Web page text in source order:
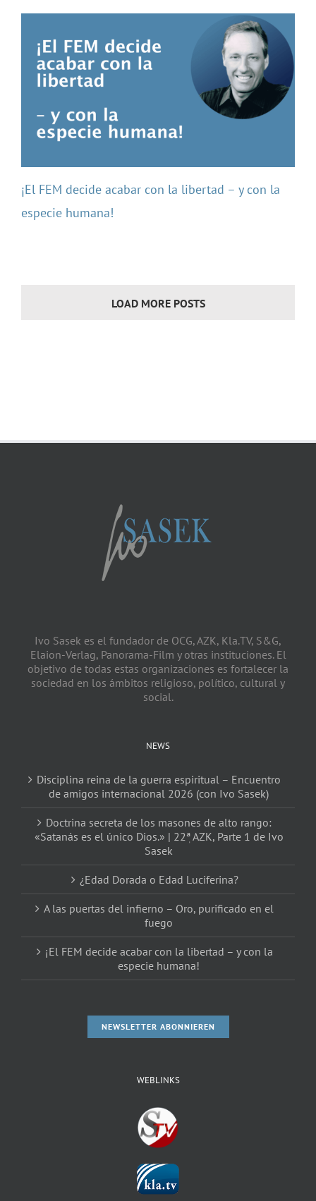
¡El FEM decide acabar con la libertad – y con la
especie humana!
LOAD MORE POSTS
Ivo Sasek es el fundador de OCG, AZK, Kla.TV, S&G,
Elaion-Verlag, Panorama-Film y otras instituciones. El
objetivo de todas estas organizaciones es fortalecer la
sociedad en los ámbitos religioso, político, cultural y
social.
NEWS
Disciplina reina de la guerra espiritual – Encuentro
de amigos internacional 2026 (con Ivo Sasek)
Doctrina secreta de los masones de alto rango:
«Satanás es el único Dios.» | 22ٖª AZK, Parte 1 de Ivo
Sasek
¿Edad Dorada o Edad Luciferina?
A las puertas del infierno – Oro, purificado en el
fuego
¡El FEM decide acabar con la libertad – y con la
especie humana!
NEWSLETTER ABONNIEREN
WEBLINKS